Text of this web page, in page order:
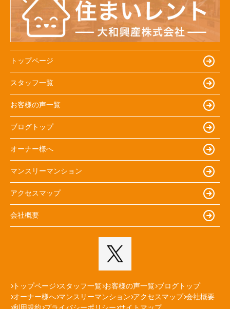
トップページ
スタッフ一覧
お客様の声一覧
ブログトップ
オーナー様へ
マンスリーマンション
アクセスマップ
会社概要
トップページ スタッフ一覧 お客様の声一覧 ブログトップ
オーナー様へ マンスリーマンション アクセスマップ 会社概要
利用規約 プライバシーポリシー サイトマップ